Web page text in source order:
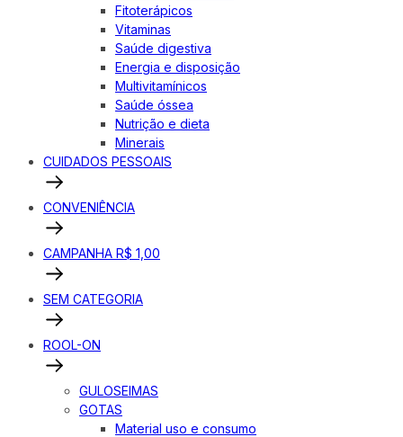
Fitoterápicos
Vitaminas
Saúde digestiva
Energia e disposição
Multivitamínicos
Saúde óssea
Nutrição e dieta
Minerais
CUIDADOS PESSOAIS
CONVENIÊNCIA
CAMPANHA R$ 1,00
SEM CATEGORIA
ROOL-ON
GULOSEIMAS
GOTAS
Material uso e consumo